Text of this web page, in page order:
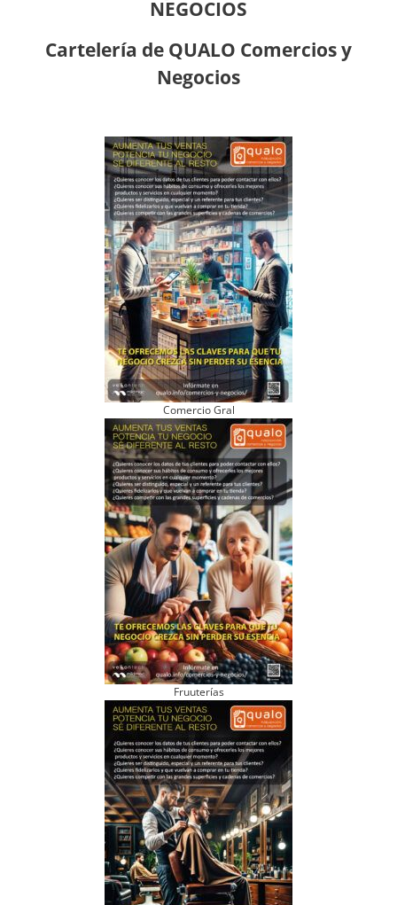
Negocios
Comercio Gral
Fruuterías